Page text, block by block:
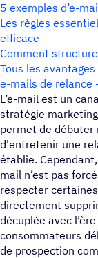
5 exemples d’e-
Les règles
efficace
Comment
Tous les
e-mails de relance
L’e-mail est un
stratégie
permet de
d'entretenir une
établie.
mail n’est pas
respecter
directement
décuplée avec
consommateurs
de prospection